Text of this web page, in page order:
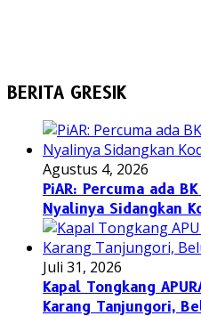
BERITA GRESIK
Agustus 4, 2026
PiAR: Percuma ada
Nyalinya Sidangkan
Juli 31, 2026
Kapal Tongkang
Karang Tanjungori,